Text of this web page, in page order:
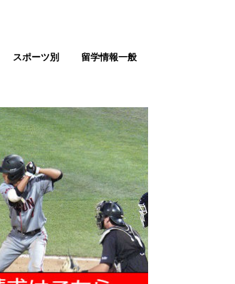
スポーツ別 留学情報一般